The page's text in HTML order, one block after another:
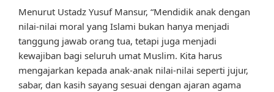
Menurut Ustadz Yusuf Mansur, “Mendidik anak dengan
nilai-nilai moral yang Islami bukan hanya menjadi
tanggung jawab orang tua, tetapi juga menjadi
kewajiban bagi seluruh umat Muslim. Kita harus
mengajarkan kepada anak-anak nilai-nilai seperti jujur,
sabar, dan kasih sayang sesuai dengan ajaran agama